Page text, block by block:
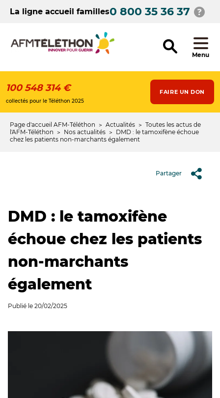
contenuLa ligne accueil familles0 800 35 36 37
Menu
100 548 314 €
collectés pour le Téléthon 2025
FAIRE UN DON
Fil
d'Ariane
Page d'accueil AFM-Téléthon Actualités
Toutes les actus de
l'AFM-Téléthon
Nos actualités
DMD : le tamoxifène échoue
chez les patients non-marchants également
Partager
DMD : le tamoxifène
échoue chez les patients
non-marchants
également
Publié le 20/02/2025